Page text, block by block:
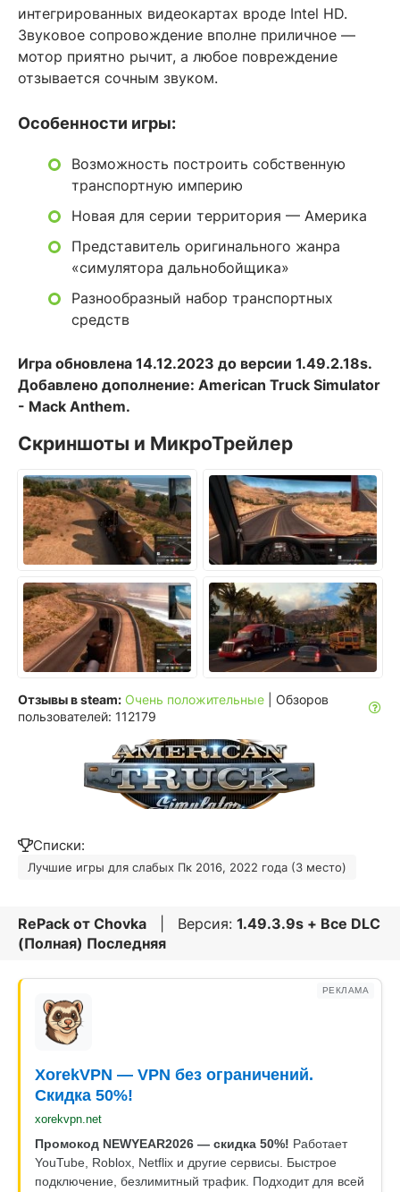
интегрированных видеокартах вроде Intel HD.
Звуковое сопровождение вполне приличное —
мотор приятно рычит, а любое повреждение
отзывается сочным звуком.
Особенности игры:
Возможность построить собственную
транспортную империю
Новая для серии территория — Америка
Представитель оригинального жанра
«симулятора дальнобойщика»
Разнообразный набор транспортных
средств
Игра обновлена 14.12.2023 до версии 1.49.2.18s.
Добавлено дополнение: American Truck Simulator
- Mack Anthem.
Скриншоты и МикроТрейлер
Отзывы в steam: Очень положительные
| Обзоров
пользователей: 112179
Списки:
Лучшие игры для слабых Пк 2016, 2022 года (3 место)
RePack от Chovka | Версия: 1.49.3.9s + Все DLC
(Полная) Последняя
РЕКЛАМА
XorekVPN — VPN без ограничений.
Скидка 50%!
xorekvpn.net
Промокод NEWYEAR2026 — скидка 50%! Работает
YouTube, Roblox, Netflix и другие сервисы. Быстрое
подключение, безлимитный трафик. Подходит для всей